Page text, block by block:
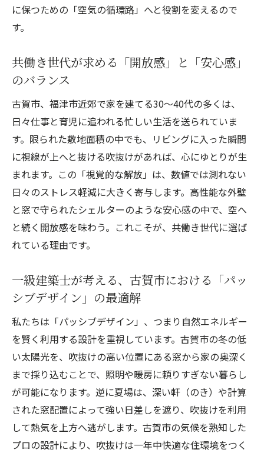
に保つための「空気の循環路」へと役割を変えるので
す。
共働き世代が求める「開放感」と「安心感」
のバランス
古賀市、福津市近郊で家を建てる30〜40代の多くは、
日々仕事と育児に追われる忙しい生活を送られていま
す。限られた敷地面積の中でも、リビングに入った瞬間
に視線が上へと抜ける吹抜けがあれば、心にゆとりが生
まれます。この「視覚的な解放」は、数値では測れない
日々のストレス軽減に大きく寄与します。高性能な外壁
と窓で守られたシェルターのような安心感の中で、空へ
と続く開放感を味わう。これこそが、共働き世代に選ば
れている理由です。
一級建築士が考える、古賀市における「パッ
シブデザイン」の最適解
私たちは「パッシブデザイン」、つまり自然エネルギー
を賢く利用する設計を重視しています。古賀市の冬の低
い太陽光を、吹抜けの高い位置にある窓から家の奥深く
まで採り込むことで、照明や暖房に頼りすぎない暮らし
が可能になります。逆に夏場は、深い軒（のき）や計算
された窓配置によって強い日差しを遮り、吹抜けを利用
して熱気を上方へ逃がします。古賀市の気候を熟知した
プロの設計により、吹抜けは一年中快適な住環境をつく